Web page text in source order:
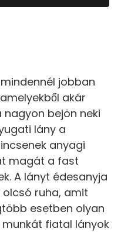
jobban
akár
bejön neki
lány a
anyagi
magát a fast
A lányt édesanyja
ruha, amit
esetben olyan
fiatal lányok